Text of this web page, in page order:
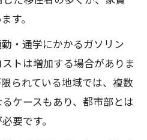
す。
・通学にかかるガソリン
トは増加する場合がありま
られている地域では、複数
ケースもあり、都市部とは
要です。